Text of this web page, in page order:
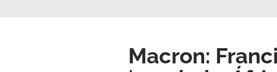
Macron: